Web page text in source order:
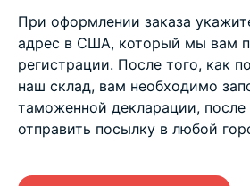
При оформлении заказа
адрес в США, который мы вам
регистрации. После того, как
наш склад, вам необходимо
таможенной декларации,
отправить посылку в любой